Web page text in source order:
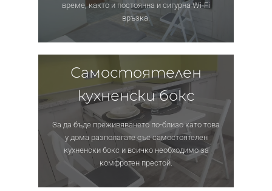
време, както и постоянна и сигурна Wi-Fi
връзка.
Самостоятелен
кухненски бокс
За да бъде преживяването по-близо като това
у дома разполагате със самостоятелен
кухненски бокс и всичко необходимо за
комфротен престой.